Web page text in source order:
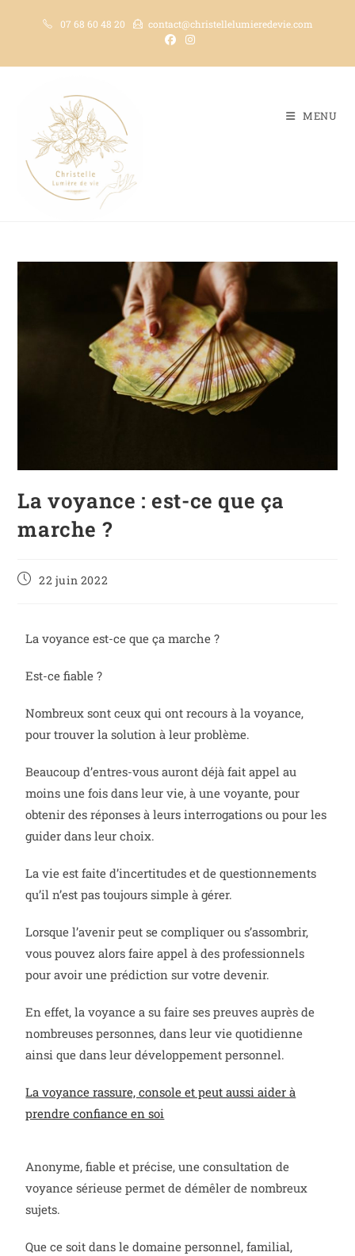
07 68 60 48 20 contact@christellelumieredevie.com
MENU
La voyance : est-ce que ça
marche ?
22 juin 2022
La voyance est-ce que ça marche ?
Est-ce fiable ?
Nombreux sont ceux qui ont recours à la voyance,
pour trouver la solution à leur problème.
Beaucoup d’entres-vous auront déjà fait appel au
moins une fois dans leur vie, à une voyante, pour
obtenir des réponses à leurs interrogations ou pour les
guider dans leur choix.
La vie est faite d’incertitudes et de questionnements
qu’il n’est pas toujours simple à gérer.
Lorsque l’avenir peut se compliquer ou s’assombrir,
vous pouvez alors faire appel à des professionnels
pour avoir une prédiction sur votre devenir.
En effet, la voyance a su faire ses preuves auprès de
nombreuses personnes, dans leur vie quotidienne
ainsi que dans leur développement personnel.
La voyance rassure, console et peut aussi aider à
prendre confiance en soi
Anonyme, fiable et précise, une consultation de
voyance sérieuse permet de démêler de nombreux
sujets.
Que ce soit dans le domaine personnel, familial,